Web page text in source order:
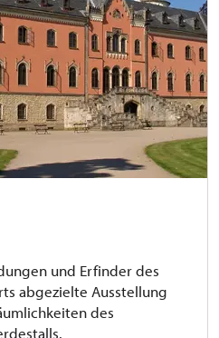
und Erfinder des
abgezielte Ausstellung
des